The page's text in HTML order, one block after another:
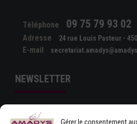
Gérer le consentement
Téléphone 09 75 79 93 02
Adresse 24 rue Louis Pasteur -
E-mail
NEWSLETTER